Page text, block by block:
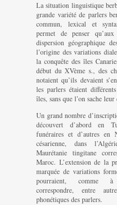
La situation linguistique
grande variété de parlers
commun, lexical et
permet de penser
dispersion géographique
l’origine des variations
la conquête des îles
début du XVème s., des
notaient qu’ils devaient
les parlers étaient
îles, sans que l’on sache
Un grand nombre
découvert d’abord en
funéraires et d’autres en
césarienne, dans
Maurétanie tingitane
Maroc. L’extension de la
marquée de variations
pourraient, comme à
correspondre, entre
phonétiques des parlers.